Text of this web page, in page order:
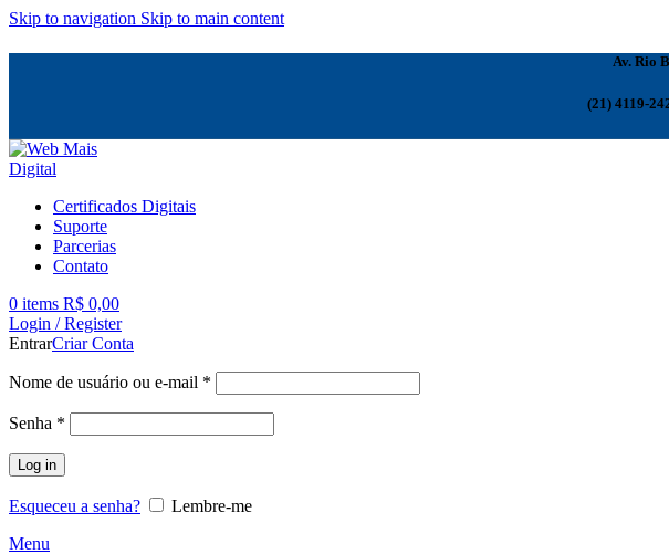
Skip to navigation Skip to main content
Av. Rio
(21) 4119-
Certificados Digitais
Suporte
Parcerias
Contato
0 items R$ 0,00
Login / Register
EntrarCriar Conta
Nome de usuário ou e-mail *
Senha *
Log in
Esqueceu a senha?
Lembre-me
Menu